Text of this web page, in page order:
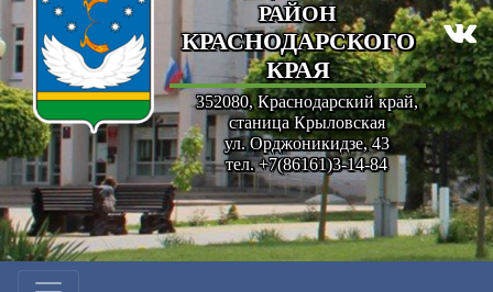
РАЙОН
КРАСНОДАРСКОГО
КРАЯ
352080, Краснодарский край,
станица Крыловская
ул. Орджоникидзе, 43
тел. +7(86161)3-14-84